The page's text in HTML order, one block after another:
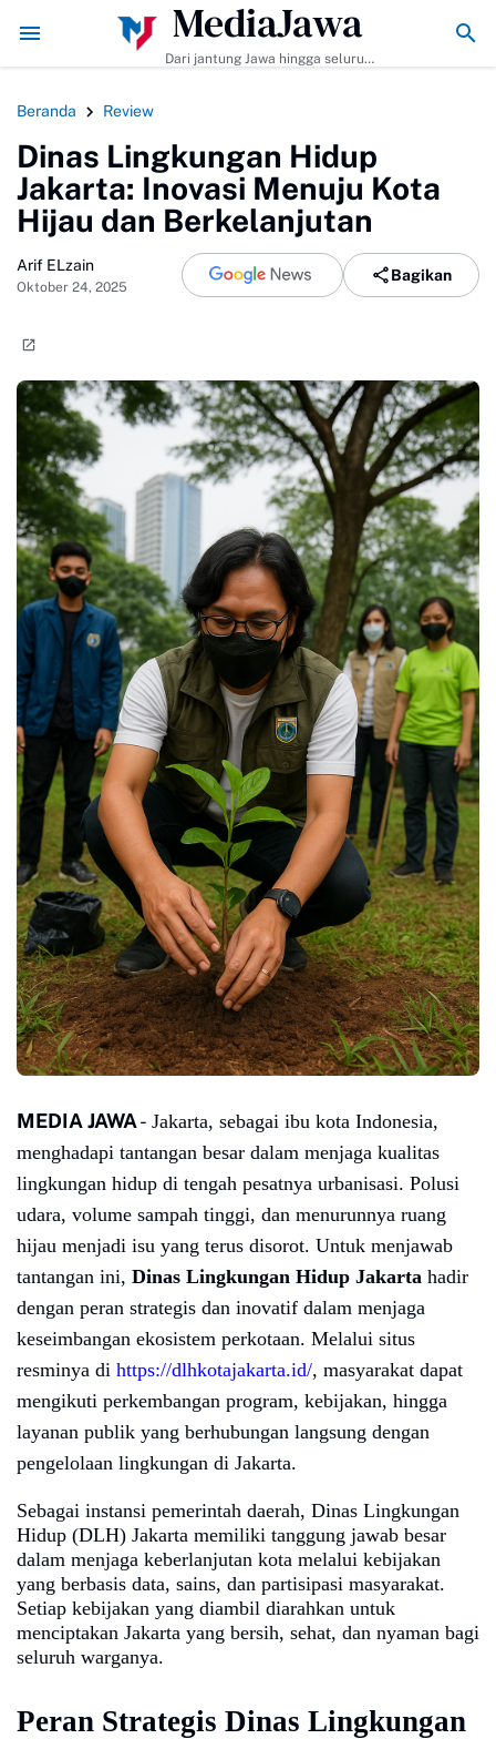
Agar Bumbunya Meresap Sempurna! Ekonomi Bisnis Belajar Apa?
MediaJawa
Dari jantung Jawa hingga seluruh
akurat.
Beranda Review
Dinas Lingkungan Hidup
Jakarta: Inovasi Menuju Kota
Hijau dan Berkelanjutan
Arif ELzain
Oktober 24, 2025
Bagikan
MEDIA JAWA- Jakarta, sebagai ibu kota Indonesia,
menghadapi tantangan besar dalam menjaga kualitas
lingkungan hidup di tengah pesatnya urbanisasi. Polusi
udara, volume sampah tinggi, dan menurunnya ruang
hijau menjadi isu yang terus disorot. Untuk menjawab
tantangan ini, Dinas Lingkungan Hidup Jakarta hadir
dengan peran strategis dan inovatif dalam menjaga
keseimbangan ekosistem perkotaan. Melalui situs
resminya di https://dlhkotajakarta.id/, masyarakat dapat
mengikuti perkembangan program, kebijakan, hingga
layanan publik yang berhubungan langsung dengan
pengelolaan lingkungan di Jakarta.
Sebagai instansi pemerintah daerah, Dinas Lingkungan
Hidup (DLH) Jakarta memiliki tanggung jawab besar
dalam menjaga keberlanjutan kota melalui kebijakan
yang berbasis data, sains, dan partisipasi masyarakat.
Setiap kebijakan yang diambil diarahkan untuk
menciptakan Jakarta yang bersih, sehat, dan nyaman bagi
seluruh warganya.
Peran Strategis Dinas Lingkungan